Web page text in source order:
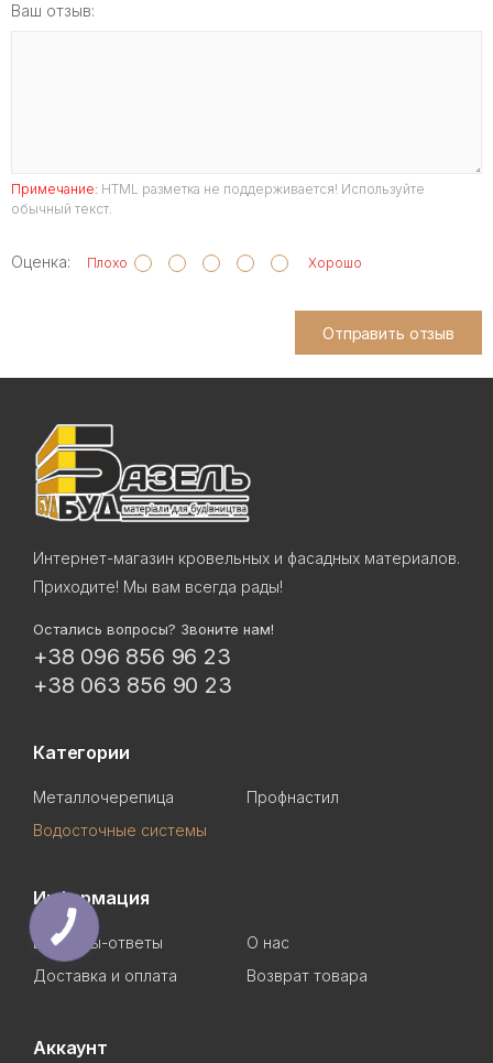
Ваш отзыв:
Примечание: HTML разметка не поддерживается! Используйте
обычный текст.
Оценка: Плохо Хорошо
Отправить отзыв
Интернет-магазин кровельных и фасадных материалов.
Приходите! Мы вам всегда рады!
Остались вопросы? Звоните нам!
+38 096 856 96 23
+38 063 856 90 23
Категории
Металлочерепица
Профнастил
Водосточные системы
Информация
Вопросы-ответы
О нас
Доставка и оплата
Возврат товара
Аккаунт